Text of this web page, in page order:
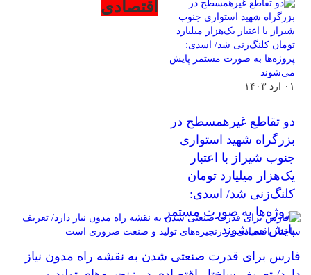
۰۱ ارد ۱۴۰۳
دو تقاطع غیرهمسطح در
بزرگراه شهید استواری
جنوب شیراز با اعتبار
یک‌هزار ميليارد تومان
کلنگ‌زنی شد/ اسدی:
پروژه‌ها به صورت مستمر
پایش می‌شوند
اقتصادی
فارس برای قدرت صنعتی شدن به نقشه راه مدون نیاز